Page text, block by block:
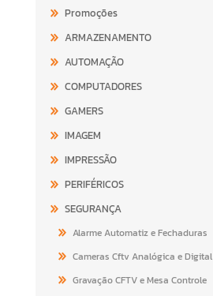
Promoções
ARMAZENAMENTO
AUTOMAÇÃO
COMPUTADORES
GAMERS
IMAGEM
IMPRESSÃO
PERIFÉRICOS
SEGURANÇA
Alarme Automatiz e Fechaduras
Cameras Cftv Analógica e Digital
Gravação CFTV e Mesa Controle